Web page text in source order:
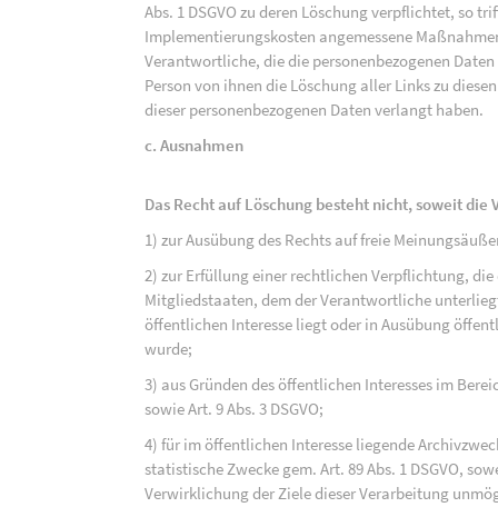
Abs. 1 DSGVO zu deren Löschung verpflichtet, so
Implementierungskosten angemessene
Verantwortliche, die die personenbezogenen
Person von ihnen die Löschung aller Links zu
dieser personenbezogenen Daten verlangt haben.
c. Ausnahmen
Das Recht auf Löschung besteht nicht, soweit
1) zur Ausübung des Rechts auf freie
2) zur Erfüllung einer rechtlichen Verpflichtung,
Mitgliedstaaten, dem der Verantwortliche
öffentlichen Interesse liegt oder in Ausübung
wurde;
3) aus Gründen des öffentlichen Interesses im
sowie Art. 9 Abs. 3 DSGVO;
4) für im öffentlichen Interesse liegende
statistische Zwecke gem. Art. 89 Abs. 1 DSGVO,
Verwirklichung der Ziele dieser Verarbeitung